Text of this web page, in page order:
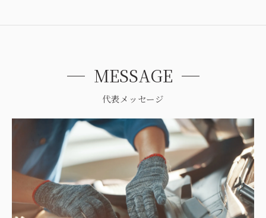
代表メッセージ
MESSAGE